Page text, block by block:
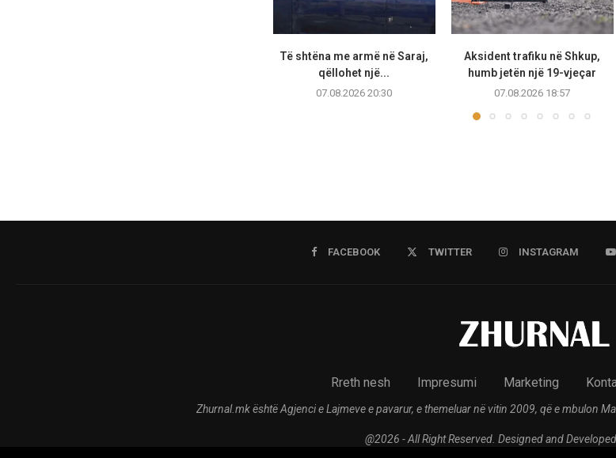
Të shtëna me armë në Saraj,
qëllohet një...
07.08.2026 20:30
Aksident trafiku në Shkup,
humb jetën një 19-vjeçar
07.08.2026 18:57
FACEBOOK TWITTER INSTAGRAM
Rreth nesh Impresumi Marketing
Zhurnal.mk është Agjenci e Lajmeve e pavarur, e themeluar në vitin 2009, që e mbulon
@2026 - All Right Reserved. Designed and